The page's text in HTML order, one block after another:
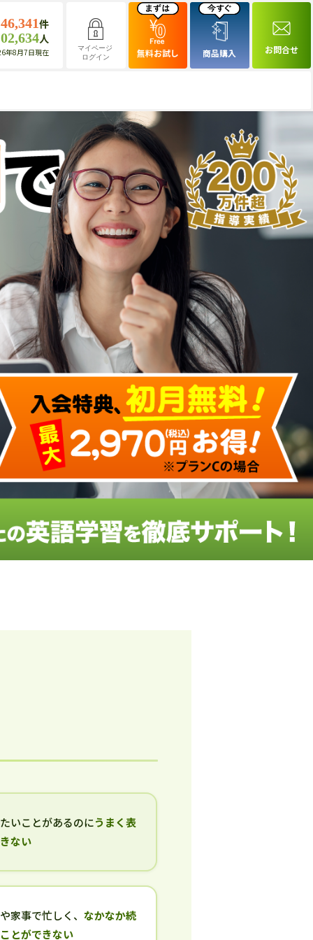
件
人
年8月7日現在
マイページ
ログイン
無料お試し 商品購入 お問合せ
いことがあるのにうまく表
ない
家事で忙しく、なかなか続
とができない